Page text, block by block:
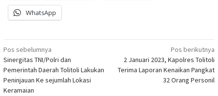
WhatsApp
Navigasi
pos
Pos sebelumnya
Sinergitas TNI/Polri dan
Pemerintah Daerah Tolitoli Lakukan
Peninjauan Ke sejumlah Lokasi
Keramaian
Pos berikutnya
2 Januari 2023, Kapolres Tolitoli
Terima Laporan Kenaikan Pangkat
32 Orang Personil